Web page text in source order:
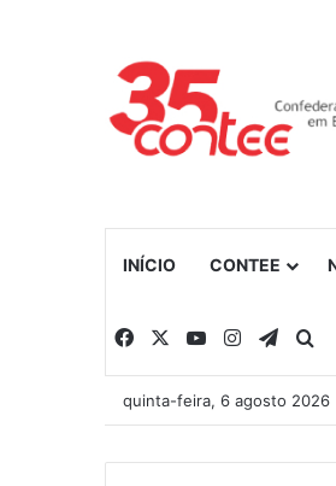
INÍCIO CONTEE
Facebook YouTubeInstagram
quinta-feira, 6 agosto 2026